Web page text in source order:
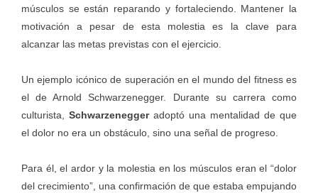
músculos se están reparando y fortaleciendo. Mantener la
motivación a pesar de esta molestia es la clave para
alcanzar las metas previstas con el ejercicio.
Un ejemplo icónico de superación en el mundo del fitness es
el de Arnold Schwarzenegger. Durante su carrera como
culturista, Schwarzeneggeradoptó una mentalidad de que
el dolor no era un obstáculo, sino una señal de progreso.
Para él, el ardor y la molestia en los músculos eran el “dolor
del crecimiento”, una confirmación de que estaba empujando